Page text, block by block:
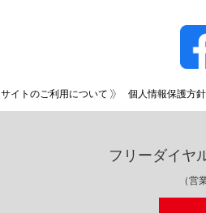
サイトのご利用について 個人情報保護方針
フリーダイヤ
（営